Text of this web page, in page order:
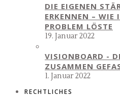
DIE EIGENEN
ERKENNEN – WIE
PROBLEM LÖSTE
19. Januar 2022
VISIONBOARD -
ZUSAMMEN
1. Januar 2022
RECHTLICHES